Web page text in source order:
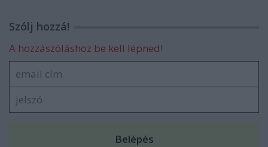
Szólj hozzá!
A hozzászóláshoz be kell lépned!